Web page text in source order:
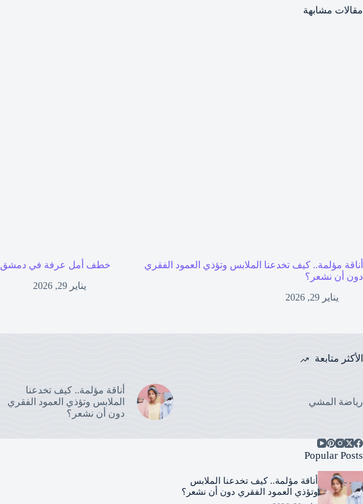
مقالات مشابهة
أناقة مؤلمة.. كيف تخدعنا الملابس وتؤذي العمود الفقري
دون أن نشعر؟
يناير 29, 2026
خطف أمل عرفة في دمشق
يناير 29, 2026
الأكثر متابعة
رياضة المشي
أناقة مؤلمة.. كيف تخدعنا
الملابس وتؤذي العمود الفقري
دون أن نشعر؟
Popular Posts
أناقة مؤلمة.. كيف تخدعنا الملابس
وتؤذي العمود الفقري دون أن نشعر؟